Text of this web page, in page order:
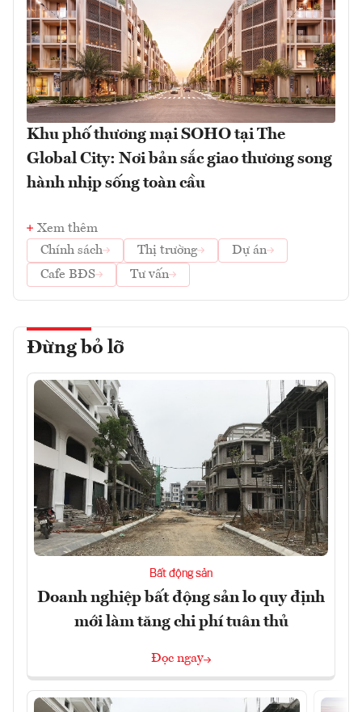
Khu phố thương mại SOHO tại The
Global City: Nơi bản sắc giao thương song
hành nhịp sống toàn cầu
Xem thêm
Chính sách
Thị trường
Dự án
Cafe BĐS
Tư vấn
Đừng bỏ lỡ
Bất động sản
Doanh nghiệp bất động sản lo quy định
mới làm tăng chi phí tuân thủ
Đọc ngay